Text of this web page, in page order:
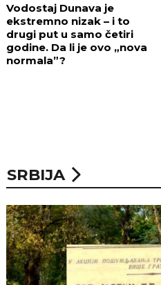
Vodostaj Dunava je
ekstremno nizak – i to
drugi put u samo četiri
godine. Da li je ovo „nova
normala”?
SRBIJA